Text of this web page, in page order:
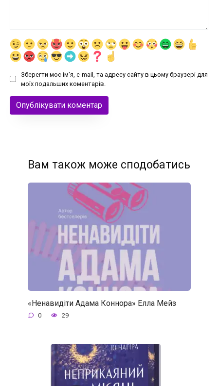
Зберегти моє ім'я, e-mail, та адресу сайту в цьому браузері для
моїх подальших коментарів.
Вам також може сподобатись
«Ненавидіти Адама Коннора» Елла Мейз
0 29